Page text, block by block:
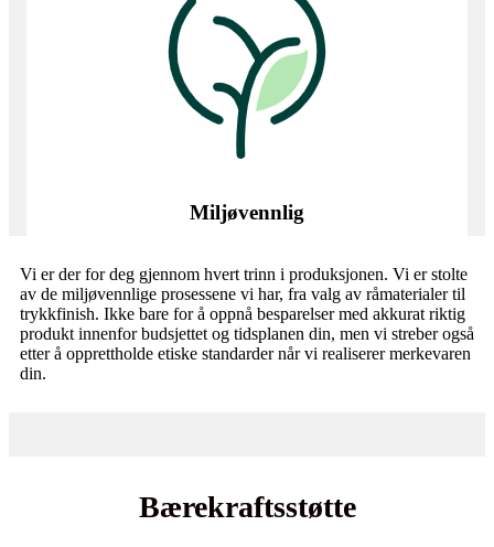
Miljøvennlig
Vi er der for deg gjennom hvert trinn i produksjonen. Vi er stolte
av de miljøvennlige prosessene vi har, fra valg av råmaterialer til
trykkfinish. Ikke bare for å oppnå besparelser med akkurat riktig
produkt innenfor budsjettet og tidsplanen din, men vi streber også
etter å opprettholde etiske standarder når vi realiserer merkevaren
din.
Bærekraftsstøtte